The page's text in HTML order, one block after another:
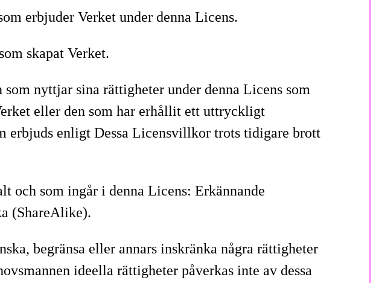
erbjuder Verket under denna Licens.
skapat Verket.
nyttjar sina rättigheter under denna Licens som
eller den som har erhållit ett uttryckligt
erbjuds enligt Dessa Licensvillkor trots tidigare brott
och som ingår i denna Licens: Erkännande
(ShareAlike).
begränsa eller annars inskränka några rättigheter
ideella rättigheter påverkas inte av dessa